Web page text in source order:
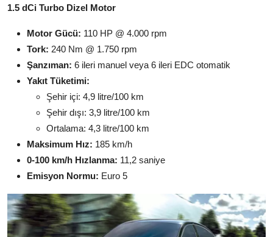
1.5 dCi Turbo Dizel Motor
Motor Gücü: 110 HP @ 4.000 rpm
Tork: 240 Nm @ 1.750 rpm
Şanzıman: 6 ileri manuel veya 6 ileri EDC otomatik
Yakıt Tüketimi:
Şehir içi: 4,9 litre/100 km
Şehir dışı: 3,9 litre/100 km
Ortalama: 4,3 litre/100 km
Maksimum Hız: 185 km/h
0-100 km/h Hızlanma: 11,2 saniye
Emisyon Normu: Euro 5